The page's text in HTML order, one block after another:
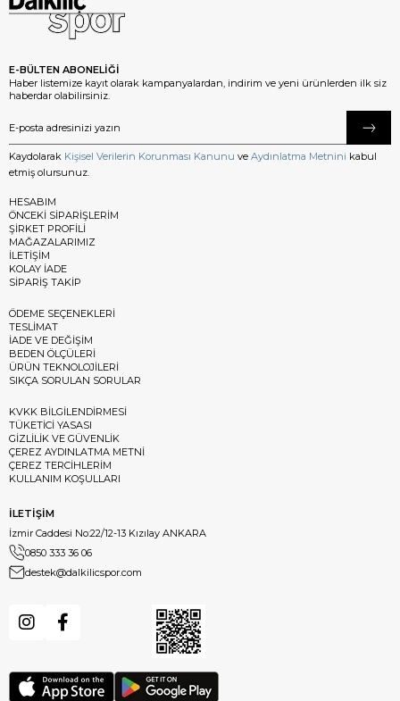
E-BÜLTEN ABONELİĞİ
Haber listemize kayıt olarak kampanyalardan, indirim ve yeni ürünlerden ilk siz
haberdar olabilirsiniz.
Kaydolarak Kişisel Verilerin Korunması Kanunu ve Aydınlatma Metnini kabul
etmiş olursunuz.
HESABIM
ÖNCEKİ SİPARİŞLERİM
ŞİRKET PROFİLİ
MAĞAZALARIMIZ
İLETİŞİM
KOLAY İADE
SİPARİŞ TAKİP
ÖDEME SEÇENEKLERİ
TESLİMAT
İADE VE DEĞİŞİM
BEDEN ÖLÇÜLERİ
ÜRÜN TEKNOLOJİLERİ
SIKÇA SORULAN SORULAR
KVKK BİLGİLENDİRMESİ
TÜKETİCİ YASASI
GİZLİLİK VE GÜVENLİK
ÇEREZ AYDINLATMA METNİ
ÇEREZ TERCİHLERİM
KULLANIM KOŞULLARI
İLETİŞİM
İzmir Caddesi No:22/12-13 Kızılay ANKARA
0850 333 36 06
destek@dalkilicspor.com